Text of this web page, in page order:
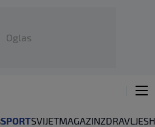
Oglas
SPORTSVIJETMAGAZINZDRAVLJE